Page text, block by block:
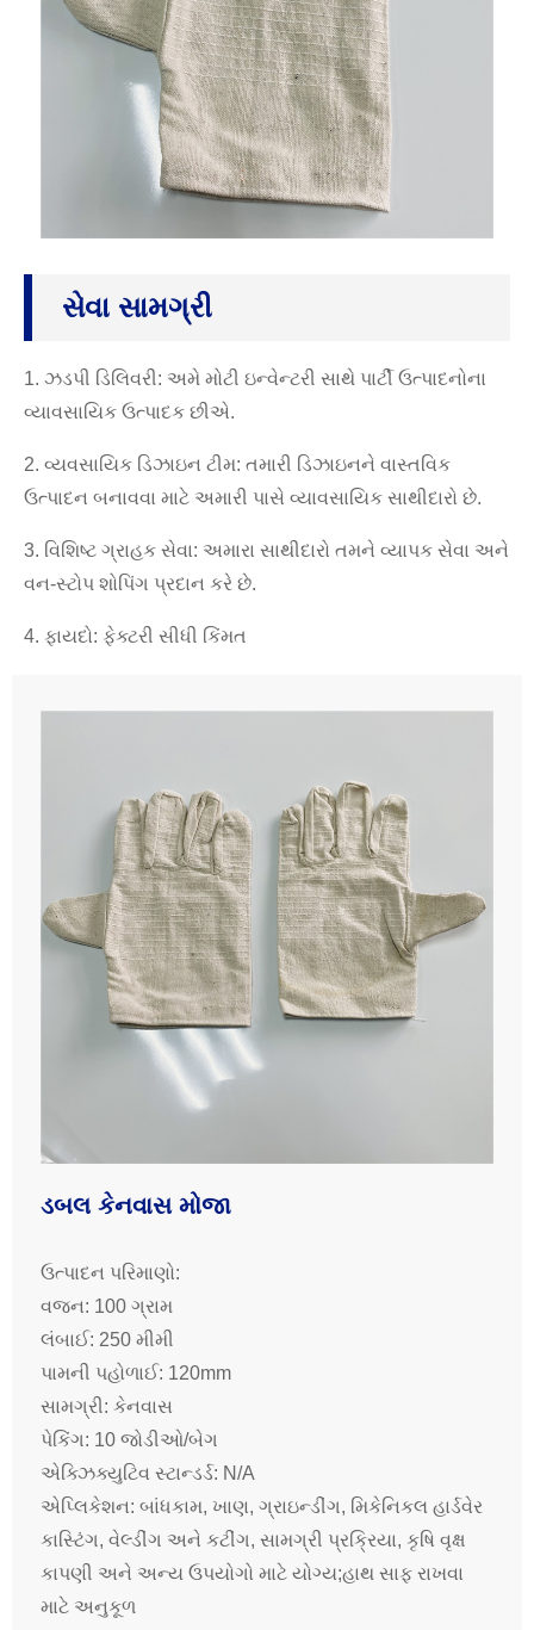
સેવા સામગ્રી
1. ઝડપી ડિલિવરી: અમે મોટી ઇન્વેન્ટરી સાથે પાર્ટી ઉત્પાદનોના
વ્યાવસાયિક ઉત્પાદક છીએ.
2. વ્યવસાયિક ડિઝાઇન ટીમ: તમારી ડિઝાઇનને વાસ્તવિક
ઉત્પાદન બનાવવા માટે અમારી પાસે વ્યાવસાયિક સાથીદારો છે.
3. વિશિષ્ટ ગ્રાહક સેવા: અમારા સાથીદારો તમને વ્યાપક સેવા અને
વન-સ્ટોપ શોપિંગ પ્રદાન કરે છે.
4. ફાયદો: ફેક્ટરી સીધી કિંમત
ડબલ કેનવાસ મોજા
ઉત્પાદન પરિમાણો:
વજન: 100 ગ્રામ
લંબાઈ: 250 મીમી
પામની પહોળાઈ: 120mm
સામગ્રી: કેનવાસ
પેકિંગ: 10 જોડીઓ/બેગ
એક્ઝિક્યુટિવ સ્ટાન્ડર્ડ: N/A
એપ્લિકેશન: બાંધકામ, ખાણ, ગ્રાઇન્ડીંગ, મિકેનિકલ હાર્ડવેર
કાસ્ટિંગ, વેલ્ડીંગ અને કટીંગ, સામગ્રી પ્રક્રિયા, કૃષિ વૃક્ષ
કાપણી અને અન્ય ઉપયોગો માટે યોગ્ય;હાથ સાફ રાખવા
માટે અનુકૂળ